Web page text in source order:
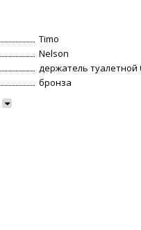
Timo
Nelson
держатель туалетной
бронза